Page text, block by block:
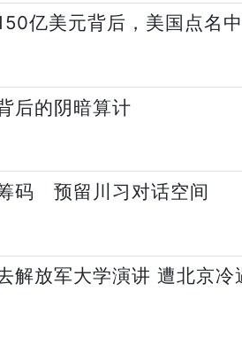
亿美元背后，美国点名
后的阴暗算计
码 预留川习对话空间
解放军大学演讲 遭北京冷